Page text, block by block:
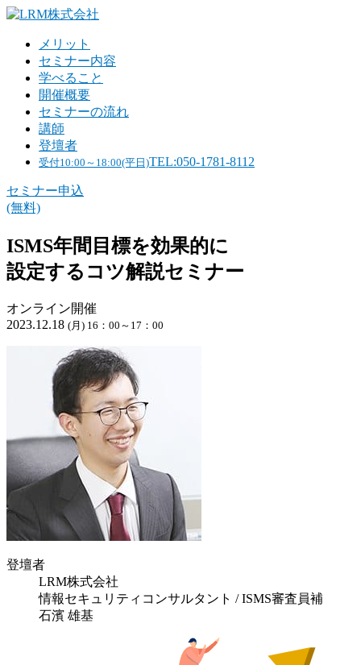
メリット
セミナー内容
学べること
開催概要
セミナーの流れ
講師
登壇者
受付10:00～18:00(平日)TEL:050-1781-8112
セミナー申込
(無料)
ISMS年間目標を効果的に
設定するコツ解説セミナー
オンライン開催
2023.12.18 (月) 16：00～17：00
登壇者
LRM株式会社
情報セキュリティコンサルタント / ISMS審査員補
石濱 雄基